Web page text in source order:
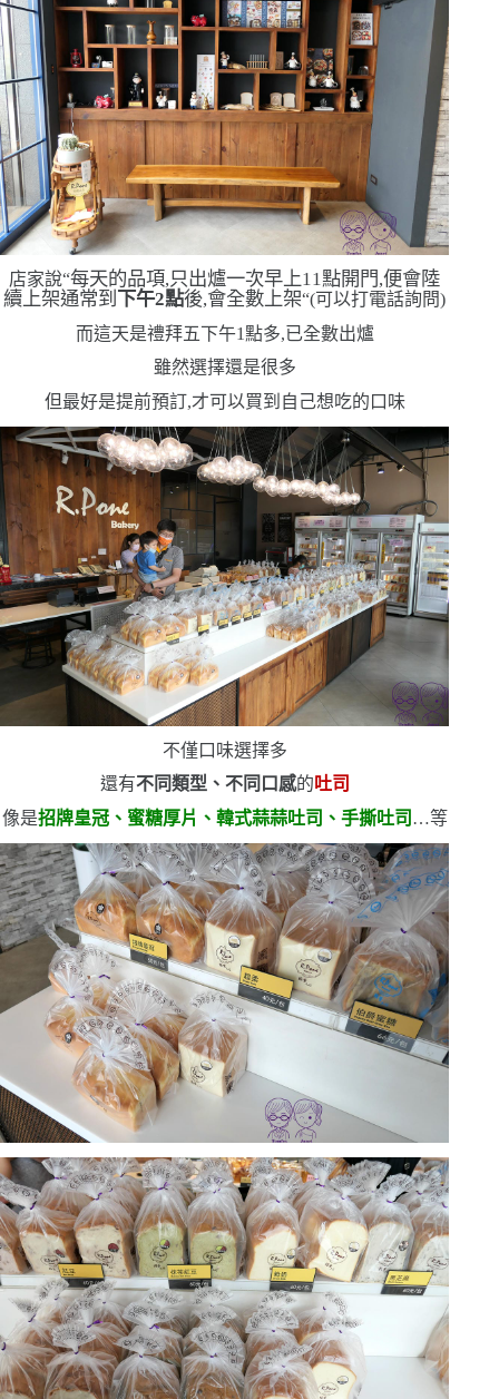
店家說“每天的品項,只出爐一次早上11 點開門,便會陸
續上架通常到 下午2點後,會全數上架“(可以打電話詢問)
而這天是禮拜五下午1點多,已全數出爐
雖然選擇還是很多
但最好是提前預訂,才可以買到自己想吃的口味
不僅口味選擇多
還有不同類型、不同口感的 吐司
像是招牌皇冠、蜜糖厚片、韓式蒜蒜吐司、手撕吐司 …等